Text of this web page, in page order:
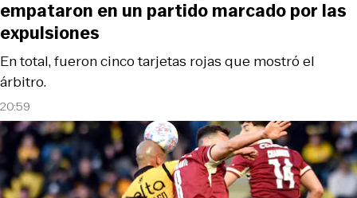
20:59
En total, fueron cinco tarjetas rojas que mostró el
árbitro.
empataron en un partido marcado por las
expulsiones